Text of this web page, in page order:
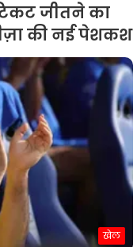
जीतने का
की नई पेशकश
खेल